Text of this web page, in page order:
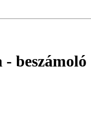
- beszámoló